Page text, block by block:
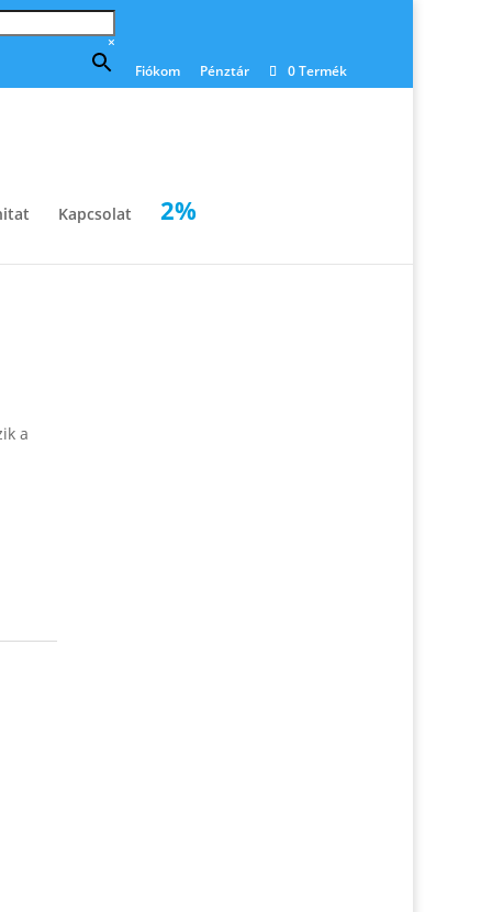
×
Fiókom
Pénztár 0 Termék
Kapcsolat 2%
a